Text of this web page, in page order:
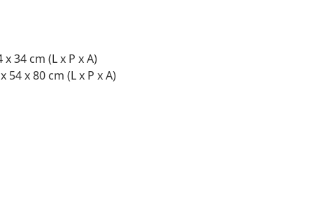
34 cm (L x P x A)
x 80 cm (L x P x A)